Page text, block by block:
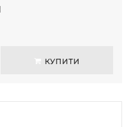
КУПИТИ